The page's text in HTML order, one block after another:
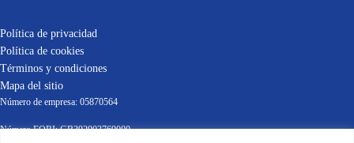
Política de privacidad
Política de cookies
Términos y condiciones
Mapa del sitio
Número de empresa: 05870564
Número EORI: GB392903769000